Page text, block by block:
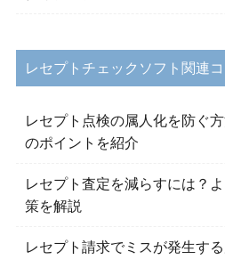
レセプトチェックソフト関連
レセプト点検の属人化を防ぐ
のポイントを紹介
レセプト査定を減らすには？
策を解説
レセプト請求でミスが発生す